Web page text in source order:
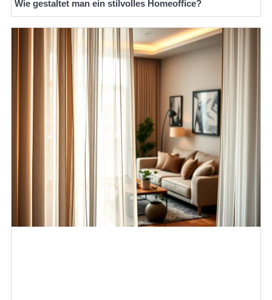
Wie gestaltet man ein stilvolles Homeoffice?